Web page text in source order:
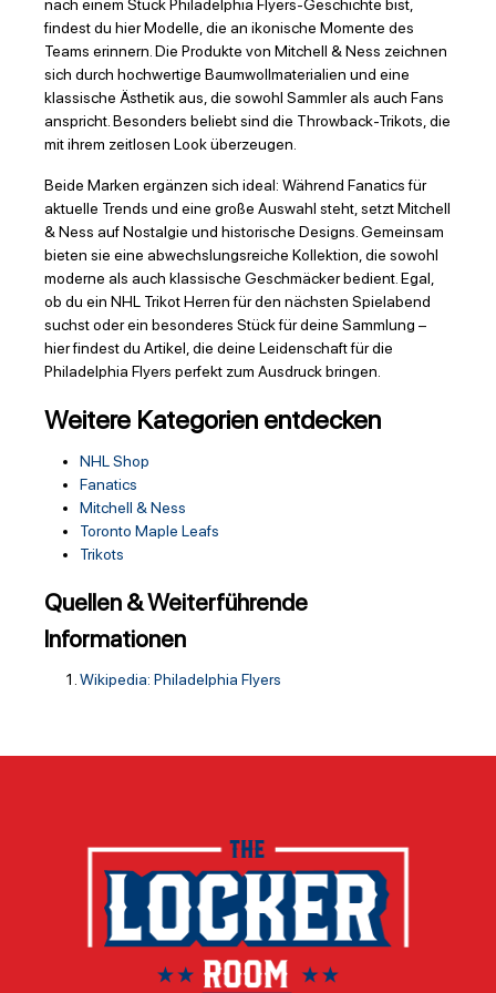
nach einem Stück Philadelphia Flyers-Geschichte bist,
findest du hier Modelle, die an ikonische Momente des
Teams erinnern. Die Produkte von Mitchell & Ness zeichnen
sich durch hochwertige Baumwollmaterialien und eine
klassische Ästhetik aus, die sowohl Sammler als auch Fans
anspricht. Besonders beliebt sind die Throwback-Trikots, die
mit ihrem zeitlosen Look überzeugen.
Beide Marken ergänzen sich ideal: Während Fanatics für
aktuelle Trends und eine große Auswahl steht, setzt Mitchell
& Ness auf Nostalgie und historische Designs. Gemeinsam
bieten sie eine abwechslungsreiche Kollektion, die sowohl
moderne als auch klassische Geschmäcker bedient. Egal,
ob du ein NHL Trikot Herren für den nächsten Spielabend
suchst oder ein besonderes Stück für deine Sammlung –
hier findest du Artikel, die deine Leidenschaft für die
Philadelphia Flyers perfekt zum Ausdruck bringen.
Weitere Kategorien entdecken
NHL Shop
Fanatics
Mitchell & Ness
Toronto Maple Leafs
Trikots
Quellen & Weiterführende
Informationen
Wikipedia: Philadelphia Flyers